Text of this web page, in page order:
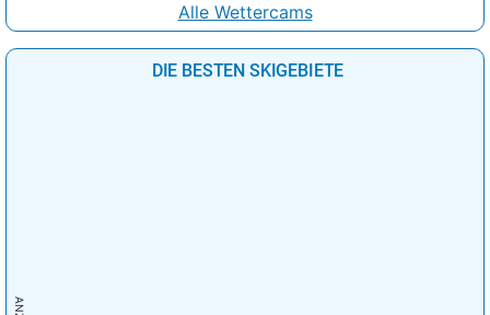
Alle Wettercams
DIE BESTEN SKIGEBIETE